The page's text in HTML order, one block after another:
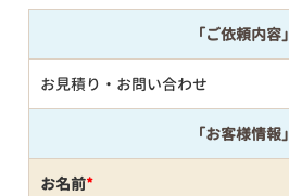
「ご依頼内容」
お見積り・お問い合わせ
「お客様情報」
お名前*